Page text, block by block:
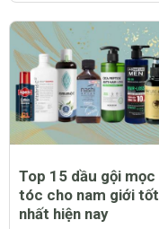
Top 15 dầu gội mọc
tóc cho nam giới tốt
nhất hiện nay